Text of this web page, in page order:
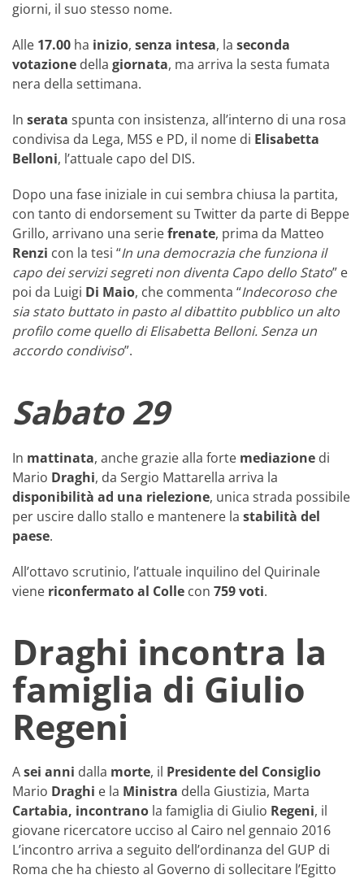
giorni, il suo stesso nome.
Alle 17.00 ha inizio, senza intesa, la seconda
votazione della giornata, ma arriva la sesta fumata
nera della settimana.
In serata spunta con insistenza, all’interno di una rosa
condivisa da Lega, M5S e PD, il nome di Elisabetta
Belloni, l’attuale capo del DIS.
Dopo una fase iniziale in cui sembra chiusa la partita,
con tanto di endorsement su Twitter da parte di Beppe
Grillo, arrivano una seriefrenate, prima da Matteo
Renzi con la tesi “In una democrazia che funziona il
capo dei servizi segreti non diventa Capo dello Stato” e
poi da Luigi Di Maio, che commenta “Indecoroso che
sia stato buttato in pasto al dibattito pubblico un alto
profilo come quello di Elisabetta Belloni. Senza un
accordo condiviso”.
Sabato 29
In mattinata, anche grazie alla forte mediazione di
Mario Draghi, da Sergio Mattarella arriva la
disponibilità ad una rielezione, unica strada possibile
per uscire dallo stallo e mantenere la stabilità del
paese.
All’ottavo scrutinio, l’attuale inquilino del Quirinale
viene riconfermato al Colle con 759voti.
Draghi incontra la
famiglia di Giulio
Regeni
Asei anni dalla morte, il Presidente del Consiglio
Mario Draghi e la Ministra della Giustizia, Marta
Cartabia, incontrano la famiglia di Giulio Regeni, il
giovane ricercatore ucciso al Cairo nel gennaio 2016
L’incontro arriva a seguito dell’ordinanza del GUP di
Roma che ha chiesto al Governo di sollecitare l’Egitto